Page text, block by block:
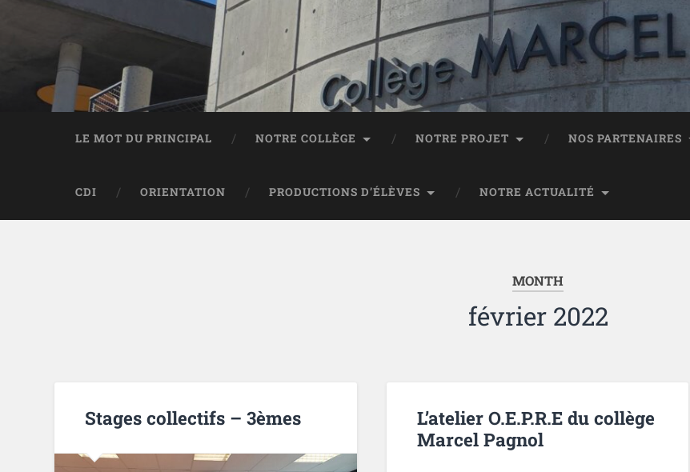
LE MOT DU PRINCIPAL NOTRE COLLÈGE NOTRE PROJET NOS PARTENAIRES
CDI ORIENTATION PRODUCTIONS D’ÉLÈVES NOTRE ACTUALITÉ
MONTH
février 2022
Stages collectifs – 3èmes
L’atelier O.E.P.R.E du collège
Marcel Pagnol
Panneau de gestion des cookies